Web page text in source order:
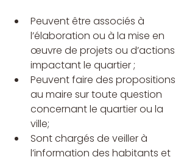
Peuvent être associés à
l’élaboration ou à la mise en
œuvre de projets ou d’actions
impactant le quartier ;
Peuvent faire des propositions
au maire sur toute question
concernant le quartier ou la
ville;
Sont chargés de veiller à
l’information des habitants et